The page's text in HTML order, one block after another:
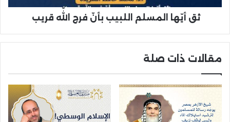
ثق أيّها المسلم اللبيب بأنّ فرج اللّه قريب
مقالات ذات صلة